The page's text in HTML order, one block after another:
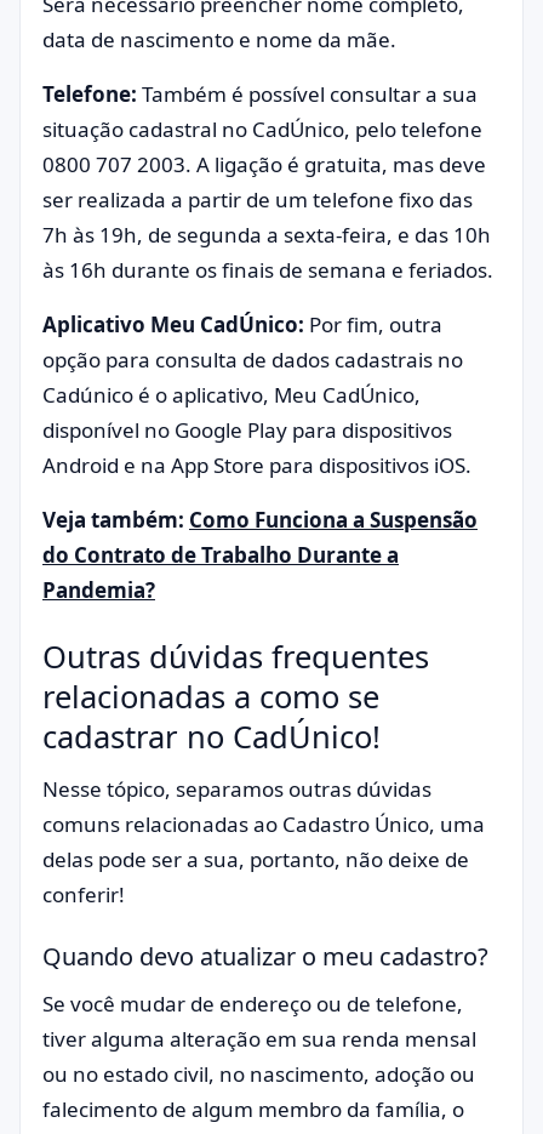
data de nascimento e nome da mãe.
Telefone: Também é possível consultar a sua
situação cadastral no CadÚnico, pelo telefone
0800 707 2003. A ligação é gratuita, mas deve
ser realizada a partir de um telefone fixo das
7h às 19h, de segunda a sexta-feira, e das 10h
às 16h durante os finais de semana e feriados.
Aplicativo Meu CadÚnico: Por fim, outra
opção para consulta de dados cadastrais no
Cadúnico é o aplicativo, Meu CadÚnico,
disponível no Google Play para dispositivos
Android e na App Store para dispositivos iOS.
Veja também: Como Funciona a Suspensão
do Contrato de Trabalho Durante a
Pandemia?
Outras dúvidas frequentes
relacionadas a como se
cadastrar no CadÚnico!
Nesse tópico, separamos outras dúvidas
comuns relacionadas ao Cadastro Único, uma
delas pode ser a sua, portanto, não deixe de
conferir!
Quando devo atualizar o meu cadastro?
​Se você mudar de endereço ou de telefone,
tiver alguma alteração em sua renda mensal
ou no estado civil, no nascimento, adoção ou
falecimento de algum membro da família, o